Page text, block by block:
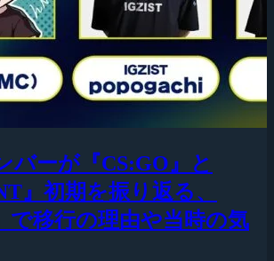
バーが『CS:GO』と
』初期を振り返る、
で移行の理由や当時の気